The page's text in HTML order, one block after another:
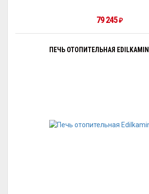
79 245₽
ПЕЧЬ ОТОПИТЕЛЬНАЯ